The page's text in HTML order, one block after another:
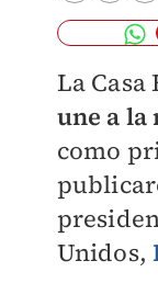
La
une a
como
Unidos,